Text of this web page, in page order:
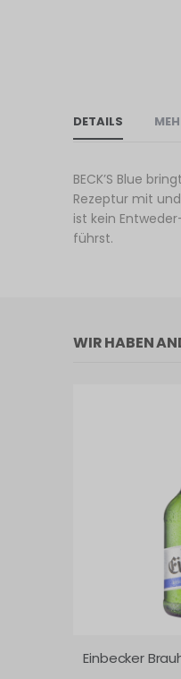
DETAILS
BECK’S Blue
Rezeptur mit
ist kein
führst.
WIR HABEN
Einbecker